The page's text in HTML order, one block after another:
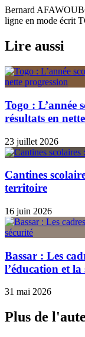
Bernard
ligne en mode écrit
Lire aussi
Togo : L’année
résultats en
23 juillet 2026
Cantines
territoire
16 juin 2026
Bassar : Les
l’éducation et la
31 mai 2026
Plus de